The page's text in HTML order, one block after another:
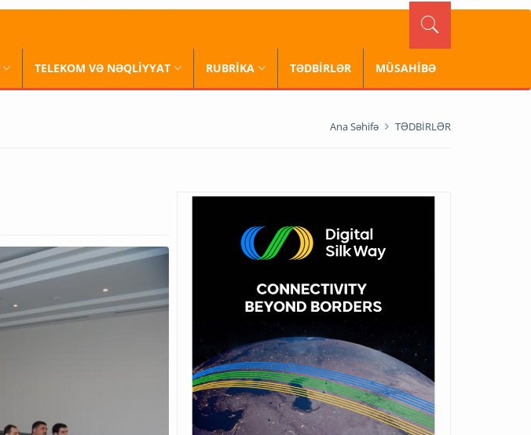
TELEKOM VƏ NƏQLİYYAT RUBRİKA TƏDBİRLƏR MÜSAHİBƏ
Ana Səhifə TƏDBİRLƏR